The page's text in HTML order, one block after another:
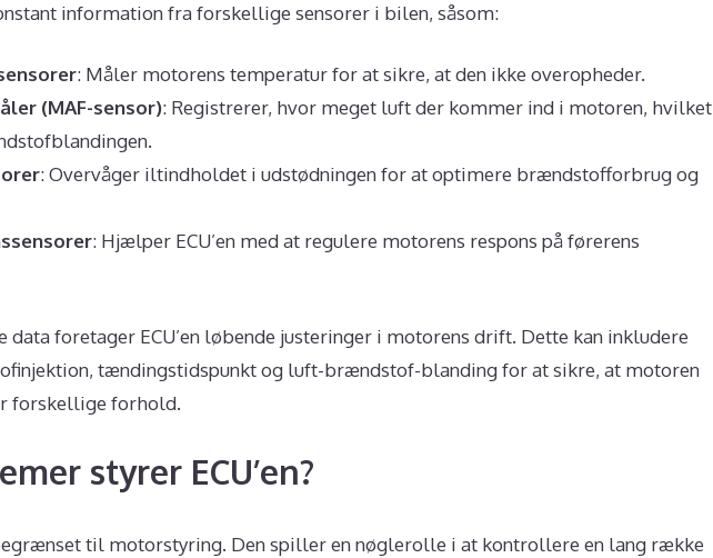
information fra forskellige sensorer i bilen, såsom:
: Måler motorens temperatur for at sikre, at den ikke overopheder.
(MAF-sensor): Registrerer, hvor meget luft der kommer ind i motoren, hvilket
: Overvåger iltindholdet i udstødningen for at optimere brændstofforbrug og
: Hjælper ECU’en med at regulere motorens respons på førerens
data foretager ECU’en løbende justeringer i motorens drift. Dette kan inkludere
tændingstidspunkt og luft-brændstof-blanding for at sikre, at motoren
forskellige forhold.
styrer ECU’en?
begrænset til motorstyring. Den spiller en nøglerolle i at kontrollere en lang række